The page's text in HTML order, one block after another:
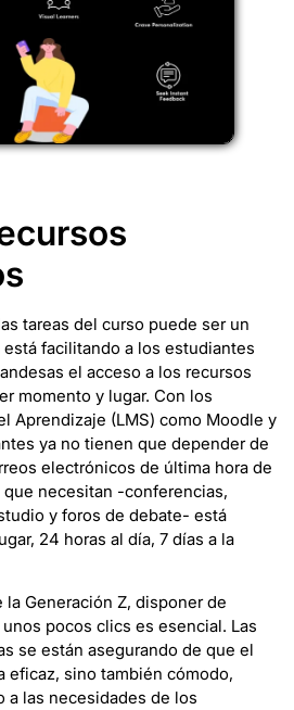
tareas del curso puede ser un
facilitando a los estudiantes
el acceso a los recursos
momento y lugar. Con los
Aprendizaje (LMS) como Moodle y
ya no tienen que depender de
electrónicos de última hora de
necesitan -conferencias,
y foros de debate- está
24 horas al día, 7 días a la
Generación Z, disponer de
pocos clics es esencial. Las
se están asegurando de que el
eficaz, sino también cómodo,
a las necesidades de los